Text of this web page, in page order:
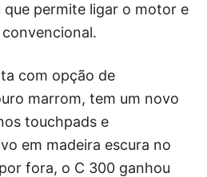
que permite ligar o motor e
com opção de
marrom, tem um novo
touchpads e
em madeira escura no
fora, o C 300 ganhou